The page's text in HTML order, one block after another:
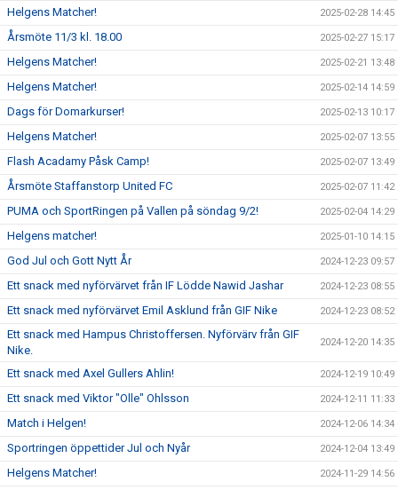
Helgens Matcher! 2025-02-28 14:45
Årsmöte 11/3 kl. 18.00 2025-02-27 15:17
Helgens Matcher! 2025-02-21 13:48
Helgens Matcher! 2025-02-14 14:59
Dags för Domarkurser! 2025-02-13 10:17
Helgens Matcher! 2025-02-07 13:55
Flash Acadamy Påsk Camp! 2025-02-07 13:49
Årsmöte Staffanstorp United FC 2025-02-07 11:42
PUMA och SportRingen på Vallen på söndag 9/2! 2025-02-04 14:29
Helgens matcher! 2025-01-10 14:15
God Jul och Gott Nytt År 2024-12-23 09:57
Ett snack med nyförvärvet från IF Lödde Nawid Jashar 2024-12-23 08:55
Ett snack med nyförvärvet Emil Asklund från GIF Nike 2024-12-23 08:52
Ett snack med Hampus Christoffersen. Nyförvärv från GIF
Nike.
2024-12-20 14:35
Ett snack med Axel Gullers Ahlin! 2024-12-19 10:49
Ett snack med Viktor "Olle" Ohlsson 2024-12-11 11:33
Match i Helgen! 2024-12-06 14:34
Sportringen öppettider Jul och Nyår 2024-12-04 13:49
Helgens Matcher! 2024-11-29 14:56